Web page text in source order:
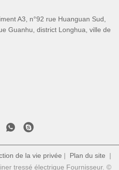
A3, n°92 rue Huanguan Sud,
Guanhu, district Longhua, ville de
de la vie privée | Plan du site |
tressé électrique Fournisseur. ©